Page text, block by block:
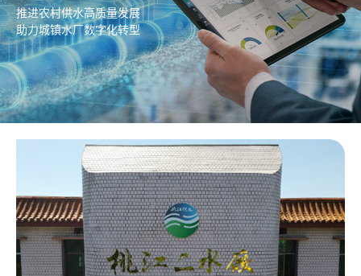
推进农村供水高质量发展
助力城镇水厂数字化转型